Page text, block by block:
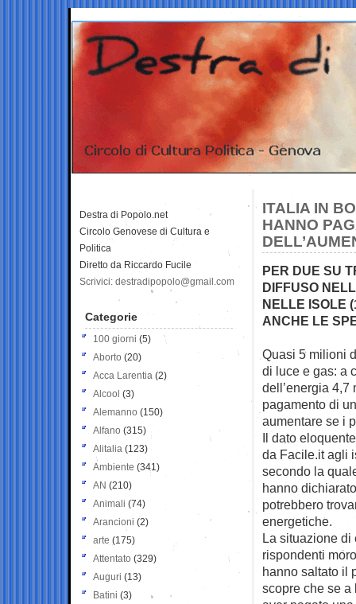
ITALIA IN
HANNO
PER DUE SU
DIFFUSO
NELLE ISOLE
ANCHE LE
Quasi 5 milioni
di luce e gas: a
dell’energia
pagamento di
aumentare se i
Il dato
da Facile.it agli
secondo la
hanno
potrebbero
energetiche.
La situazione di
rispondenti
hanno saltato il
scopre che se
Destra di Popolo.net
Circolo Genovese di Cultura e
Politica
Diretto da Riccardo Fucile
Scrivici: destradipopolo@gmail.com
Categorie
100 giorni (5)
Aborto (20)
Acca Larentia (2)
Alcool (3)
Alemanno (150)
Alfano (315)
Alitalia (123)
Ambiente (341)
AN (210)
Animali (74)
Arancioni (2)
arte (175)
Attentato (329)
Auguri (13)
Batini (3)